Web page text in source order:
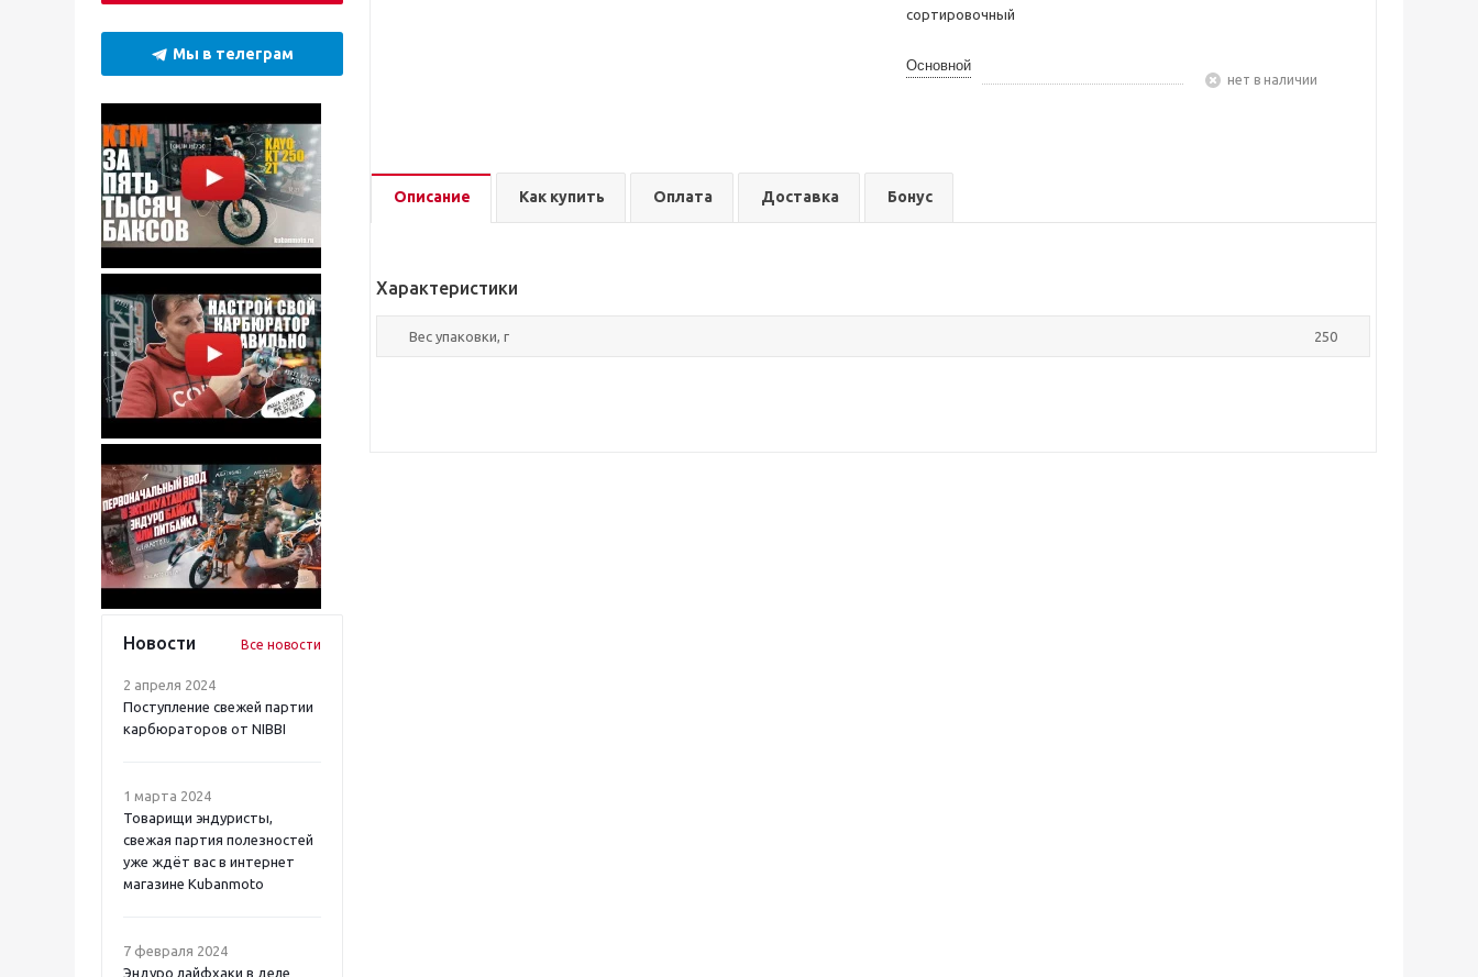
Мы в телеграм
Новости Все новости
2 апреля 2024
Поступление свежей партии
карбюраторов от NIBBI
1 марта 2024
Товарищи эндуристы,
свежая партия полезностей
уже ждёт вас в интернет
магазине Kubanmoto
7 февраля 2024
Эндуро лайфхаки в деле
сортировочный
Основной
Нет в наличии
Описание Как купить Оплата Доставка Бонус
Характеристики
Вес упаковки, г 250